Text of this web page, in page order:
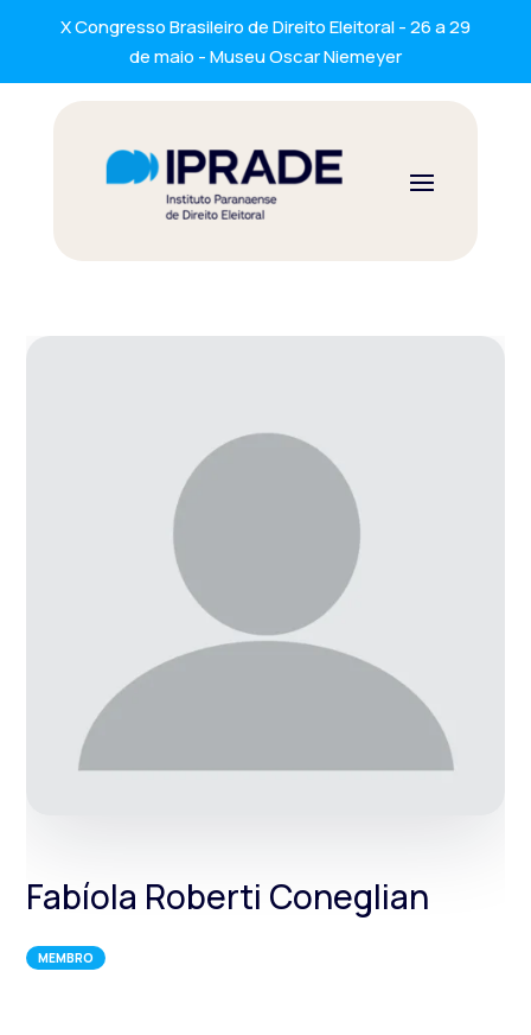
X Congresso Brasileiro de Direito Eleitoral - 26 a 29
de maio - Museu Oscar Niemeyer
Fabíola Roberti Coneglian
MEMBRO